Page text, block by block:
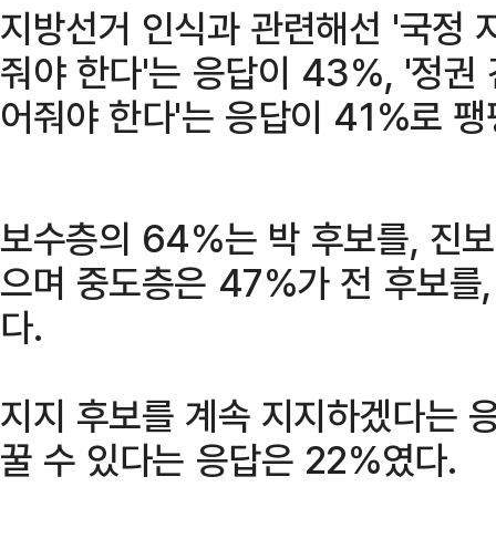
지방선거 인식과 관련해선 '국정
줘야 한다'는 응답이 43%, '정권
어줘야 한다'는 응답이 41%로
보수층의 64%는 박 후보를, 진
으며 중도층은 47%가 전 후보
다.
지지 후보를 계속 지지하겠다는
꿀 수 있다는 응답은 22%였다.